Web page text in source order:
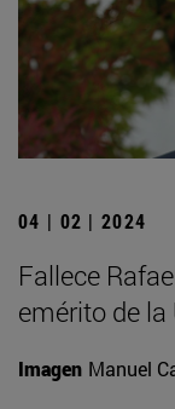
04 | 02 | 2024
Fallece
emérito de
Imagen Manuel